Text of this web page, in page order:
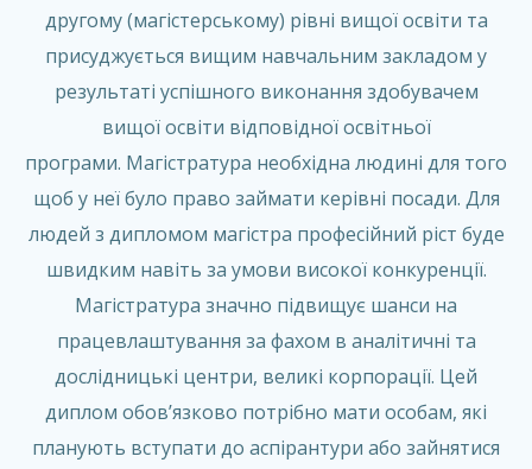
другому (магістерському) рівні вищої освіти та
присуджується вищим навчальним закладом у
результаті успішного виконання здобувачем
вищої освіти відповідної освітньої
програми. Магістратура необхідна людині для того
щоб у неї було право займати керівні посади. Для
людей з дипломом магістра професійний ріст буде
швидким навіть за умови високої конкуренції.
Магістратура значно підвищує шанси на
працевлаштування за фахом в аналітичні та
дослідницькі центри, великі корпорації. Цей
диплом обов’язково потрібно мати особам, які
планують вступати до аспірантури або зайнятися